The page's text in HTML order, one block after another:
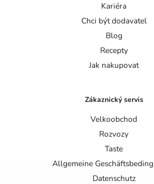
Kariéra
Chci být dodavatel
Blog
Recepty
Jak nakupovat
Zákaznický servis
Velkoobchod
Rozvozy
Taste
Allgemeine
Datenschutz